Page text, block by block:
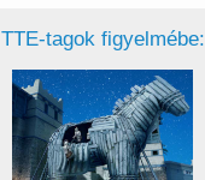
TTE-tagok figyelmébe: